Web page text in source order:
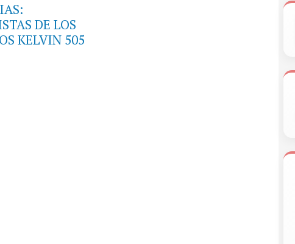
DE LOS
KELVIN 505